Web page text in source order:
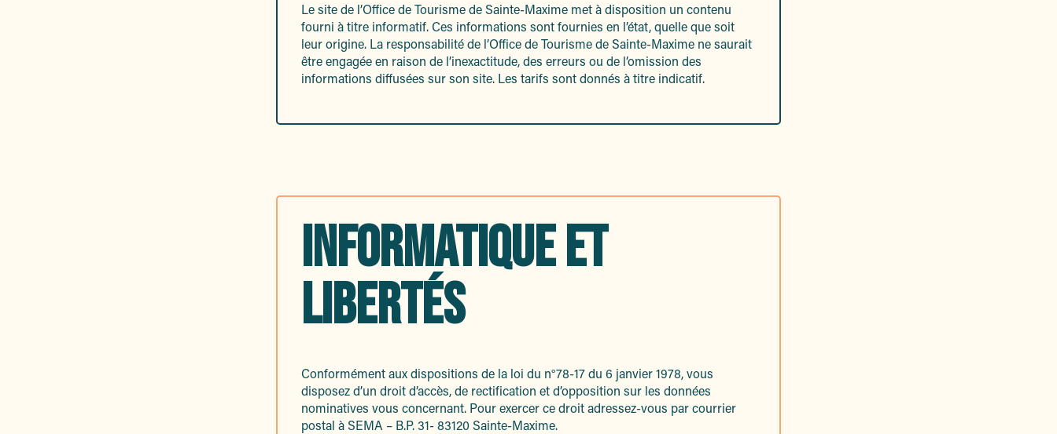
Le site de l’Office de Tourisme de Sainte-Maxime met à disposition un contenu
fourni à titre informatif. Ces informations sont fournies en l’état, quelle que soit
leur origine. La responsabilité de l’Office de Tourisme de Sainte-Maxime ne saurait
être engagée en raison de l’inexactitude, des erreurs ou de l’omission des
informations diffusées sur son site. Les tarifs sont donnés à titre indicatif.
INFORMATIQUE ET
LIBERTÉS
Conformément aux dispositions de la loi du n°78-17 du 6 janvier 1978, vous
disposez d’un droit d’accès, de rectification et d’opposition sur les données
nominatives vous concernant. Pour exercer ce droit adressez-vous par courrier
postal à SEMA – B.P. 31- 83120 Sainte-Maxime.